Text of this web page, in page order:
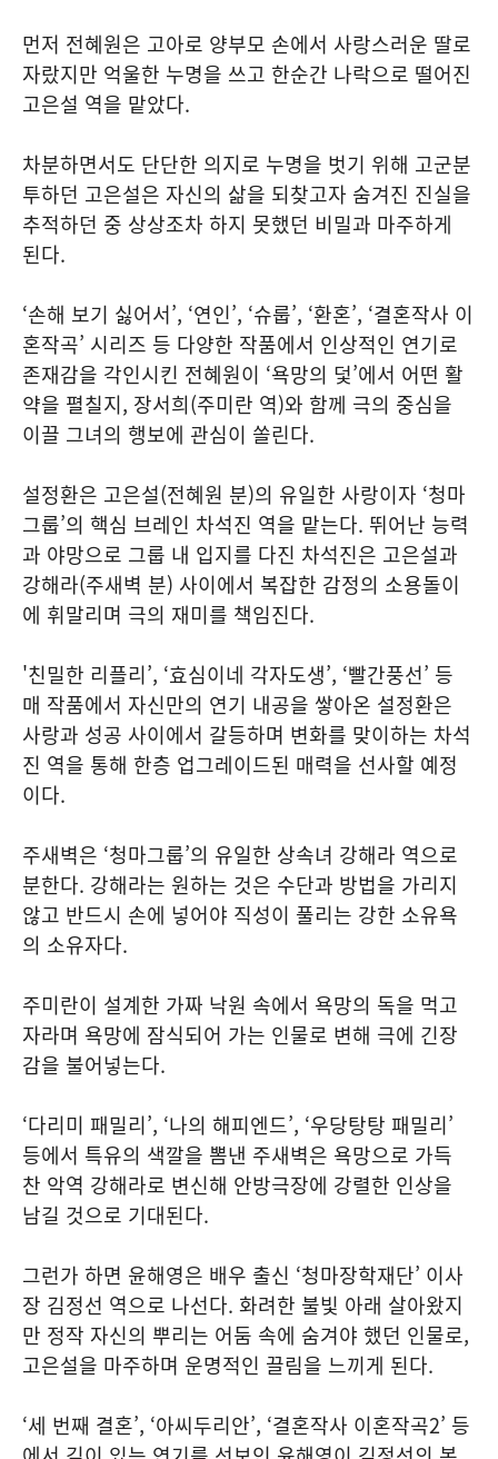
먼저 전혜원은 고아로 양부모 손에서 사랑스러운 딸로
자랐지만 억울한 누명을 쓰고 한순간 나락으로 떨어진
고은설 역을 맡았다.
차분하면서도 단단한 의지로 누명을 벗기 위해 고군분
투하던 고은설은 자신의 삶을 되찾고자 숨겨진 진실을
추적하던 중 상상조차 하지 못했던 비밀과 마주하게
된다.
‘손해 보기 싫어서’, ‘연인’, ‘슈룹’, ‘환혼’, ‘결혼작사 이
혼작곡’ 시리즈 등 다양한 작품에서 인상적인 연기로
존재감을 각인시킨 전혜원이 ‘욕망의 덫’에서 어떤 활
약을 펼칠지, 장서희(주미란 역)와 함께 극의 중심을
이끌 그녀의 행보에 관심이 쏠린다.
설정환은 고은설(전혜원 분)의 유일한 사랑이자 ‘청마
그룹’의 핵심 브레인 차석진 역을 맡는다. 뛰어난 능력
과 야망으로 그룹 내 입지를 다진 차석진은 고은설과
강해라(주새벽 분) 사이에서 복잡한 감정의 소용돌이
에 휘말리며 극의 재미를 책임진다.
'친밀한 리플리’, ‘효심이네 각자도생’, ‘빨간풍선’ 등
매 작품에서 자신만의 연기 내공을 쌓아온 설정환은
사랑과 성공 사이에서 갈등하며 변화를 맞이하는 차석
진 역을 통해 한층 업그레이드된 매력을 선사할 예정
이다.
주새벽은 ‘청마그룹’의 유일한 상속녀 강해라 역으로
분한다. 강해라는 원하는 것은 수단과 방법을 가리지
않고 반드시 손에 넣어야 직성이 풀리는 강한 소유욕
의 소유자다.
주미란이 설계한 가짜 낙원 속에서 욕망의 독을 먹고
자라며 욕망에 잠식되어 가는 인물로 변해 극에 긴장
감을 불어넣는다.
‘다리미 패밀리’, ‘나의 해피엔드’, ‘우당탕탕 패밀리’
등에서 특유의 색깔을 뽐낸 주새벽은 욕망으로 가득
찬 악역 강해라로 변신해 안방극장에 강렬한 인상을
남길 것으로 기대된다.
그런가 하면 윤해영은 배우 출신 ‘청마장학재단’ 이사
장 김정선 역으로 나선다. 화려한 불빛 아래 살아왔지
만 정작 자신의 뿌리는 어둠 속에 숨겨야 했던 인물로,
고은설을 마주하며 운명적인 끌림을 느끼게 된다.
‘세 번째 결혼’, ‘아씨두리안’, ‘결혼작사 이혼작곡2’ 등